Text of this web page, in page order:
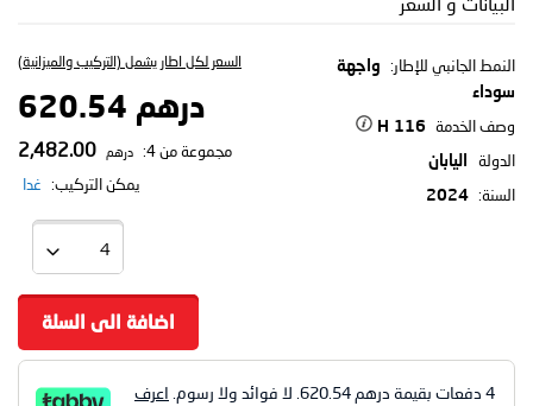
النمط الجانبي للإطار:
واجهة
سوداء
وصف الخدمة 116 H
الدولة اليابان
السنة: 2024
السعر لكل اطار يشمل (التركيب والميزانية)
درهم 620.54
مجموعة من 4: درهم
يمكن التركيب: غدا
اضافة الى السلة
4 دفعات بقيمة درهم 620.54. لا فوائد ولا رسوم. اعرف